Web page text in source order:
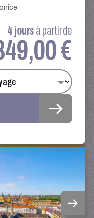
4 joursà partir de
€